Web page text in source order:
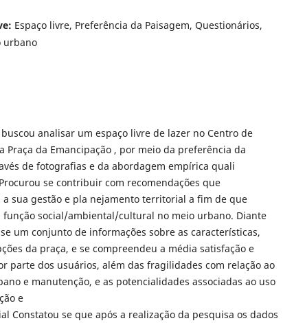
Espaço livre, Preferência da Paisagem, Questionários,
urbano
analisar um espaço livre de lazer no Centro de
Praça da Emancipação , por meio da preferência da
de fotografias e da abordagem empírica quali
se contribuir com recomendações que
a sua gestão e pla nejamento territorial a fim de que
função social/ambiental/cultural no meio urbano. Diante
um conjunto de informações sobre as características,
da praça, e se compreendeu a média satisfação e
parte dos usuários, além das fragilidades com relação ao
e manutenção, e as potencialidades associadas ao uso
e
Constatou se que após a realização da pesquisa os dados